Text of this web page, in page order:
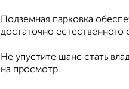
Подземная парковка
достаточно естественного
Не упустите шанс стать
на просмотр.